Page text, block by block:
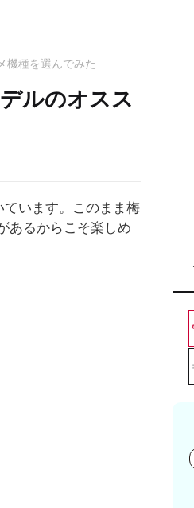
機種を選んでみた
ルのオスス
います。このまま梅
あるからこそ楽しめ